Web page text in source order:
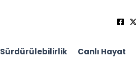
Sürdürülebilirlik Canlı Hayat